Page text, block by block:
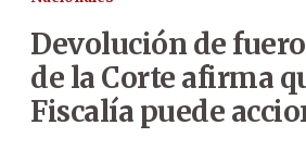
Devolución de
de la Corte afirma
Fiscalía puede